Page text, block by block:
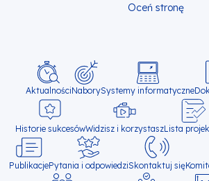
Oceń stronę
Główna
nawigacja
AktualnościNaborySystemy informatyczneWill
open
in
new
Historie sukcesówWidzisz i korzystaszLista
PublikacjePytania i odpowiedziSkontaktuj się